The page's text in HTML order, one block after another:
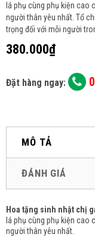
lá phụ cùng phụ kiện cao
người thân yêu nhất. Tổ
trọng đối với mỗi người
380.000₫
Đặt hàng ngay:
MÔ TẢ
ĐÁNH GIÁ
Hoa tặng sinh nhật chị
lá phụ cùng phụ kiện cao
người thân yêu nhất.